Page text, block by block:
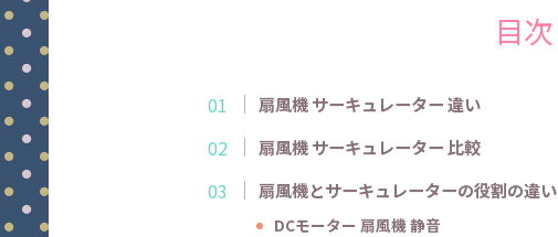
目次
扇風機 サーキュレーター 違い
扇風機 サーキュレーター 比較
扇風機とサーキュレーターの役割の違い
DCモーター 扇風機 静音